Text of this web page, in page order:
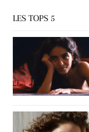
LES TOPS 5